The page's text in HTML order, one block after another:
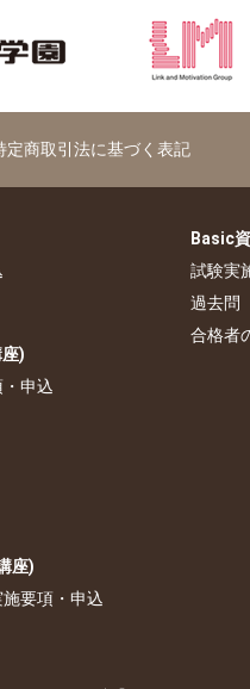
どでの悩みに対して、心理学的
問題解決に至る道筋を見つける
おけるソーシャル・サポートの
細部の判断に影響を及ぼす
であれば優れたビジネスパーソ
包装効果
っぽいだろう」
寛容効果
はより高く、好ましくない特性
員には実際以上に判断が甘くな
の商品と、5,000円の定価が
に思える
交互に並んでいると見る人もい
るでしょう。これを斜めに○と×
とらえる人は 少ないと思いま
定商取引法に基づく表記
)
申込
座)
施要項・申込
Basic
試験実
過去問
合格者